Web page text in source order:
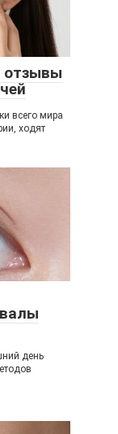
отзывы
всего мира
ходят
день